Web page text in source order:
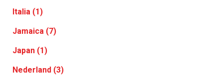
Italia (1)
Jamaica (7)
Japan (1)
Nederland (3)